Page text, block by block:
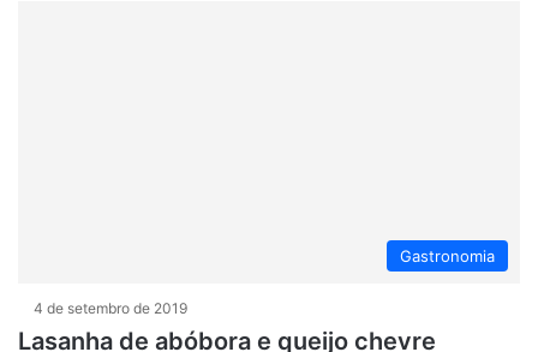
Gastronomia
4 de setembro de 2019
Lasanha de abóbora e queijo chevre